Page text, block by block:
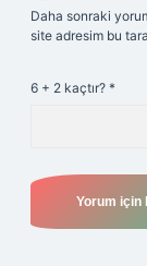
Daha sonraki
site adresim bu
6 + 2 kaçtır? *